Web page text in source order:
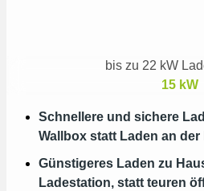
bis zu 22 kW
15 kW
Schnellere und sichere
Wallbox statt Laden an
Günstigeres Laden zu
Ladestation, statt teuren